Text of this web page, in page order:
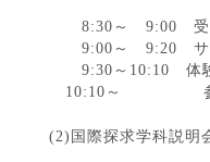
8:30～ 9:00 受
9:00～ 9:20 サイ
9:30～10:10 体験
10:10～ 参加者
(2)国際探求学科説明